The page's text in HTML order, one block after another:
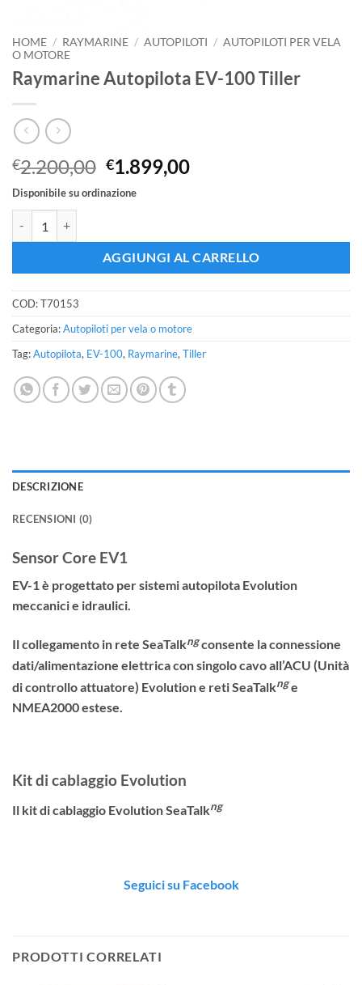
HOME / RAYMARINE / AUTOPILOTI / AUTOPILOTI PER VELA
O MOTORE
Raymarine Autopilota EV-100 Tiller
€2.200,00 Il
prezzo
originale
€2.200,00.
€1.899,00Il
€1.899,00.
Disponibile su ordinazione
AGGIUNGI AL CARRELLO
COD:T70153
Categoria:Autopiloti per vela o motore
Tag:Autopilota, EV-100, Raymarine, Tiller
DESCRIZIONE
RECENSIONI (0)
Sensor Core EV1
EV-1 è progettato per sistemi autopilota Evolution
meccanici e idraulici.
Il collegamento in rete SeaTalkngconsente la connessione
dati/alimentazione elettrica con singolo cavo all’ACU (Unità
di controllo attuatore) Evolution e reti SeaTalknge
NMEA2000 estese.
Kit di cablaggio Evolution
Il kit di cablaggio Evolution SeaTalkng
Seguici su Facebook
PRODOTTI CORRELATI